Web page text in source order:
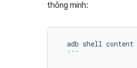
thông minh:
adb shell content
```